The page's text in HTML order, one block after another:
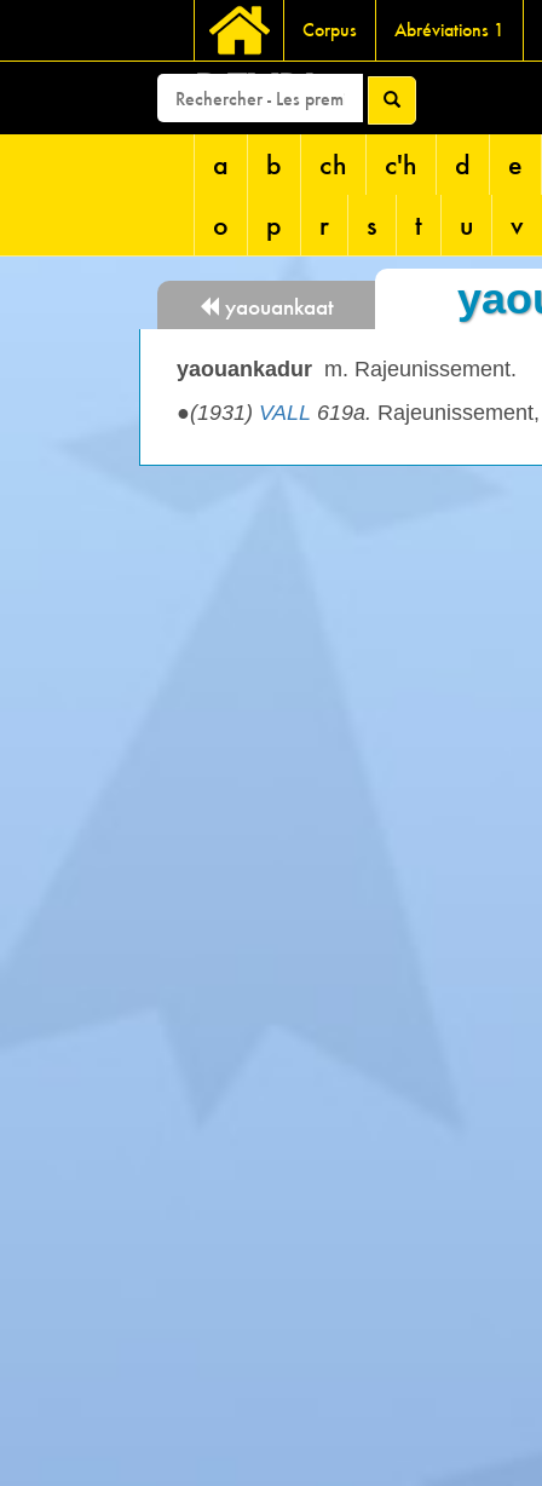
Corpus Abréviations 1
DEVRI
a b ch c'h d
e
o
p r s t u v
yaouankaat
yaouankadur m. Rajeunissement.
●(1931) VALL 619a.